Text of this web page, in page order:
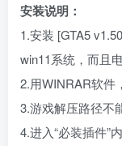
安装说明：
1.安装 [GTA5
win11系统，而且
2.用WINRAR软件
3.游戏解压路径不
4.进入“必装插件”